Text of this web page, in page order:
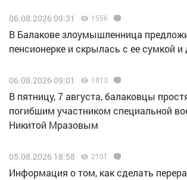
06.08.2026 09:31 1556
В Балакове злоумышленница
пенсионерке и скрылась с ее сумкой и
06.08.2026 09:01 1813
В пятницу, 7 августа, балаковцы
погибшим участником специальной
Никитой Мразовым
05.08.2026 18:58 2101
Информация о том, как сделать